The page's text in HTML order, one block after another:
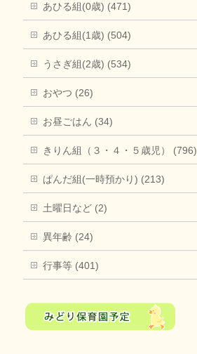
あひる組(0歳) (471)
あひる組(1歳) (504)
うさぎ組(2歳) (534)
おやつ (26)
お昼ごはん (34)
きりん組（３・４・５歳児） (796)
ぱんだ組(一時預かり) (213)
土曜日など (2)
異年齢 (24)
行事等 (401)